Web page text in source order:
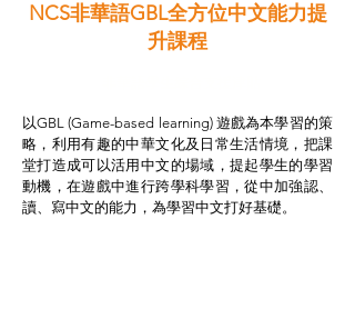
NCS非華語GBL全方位中文能力提
升課程
以GBL (Game-based learning) 遊戲為本學習的策
略，利用有趣的中華文化及日常生活情境，把課
堂打造成可以活用中文的場域，提起學生的學習
動機，在遊戲中進行跨學科學習，從中加強認、
讀、寫中文的能力，為學習中文打好基礎。